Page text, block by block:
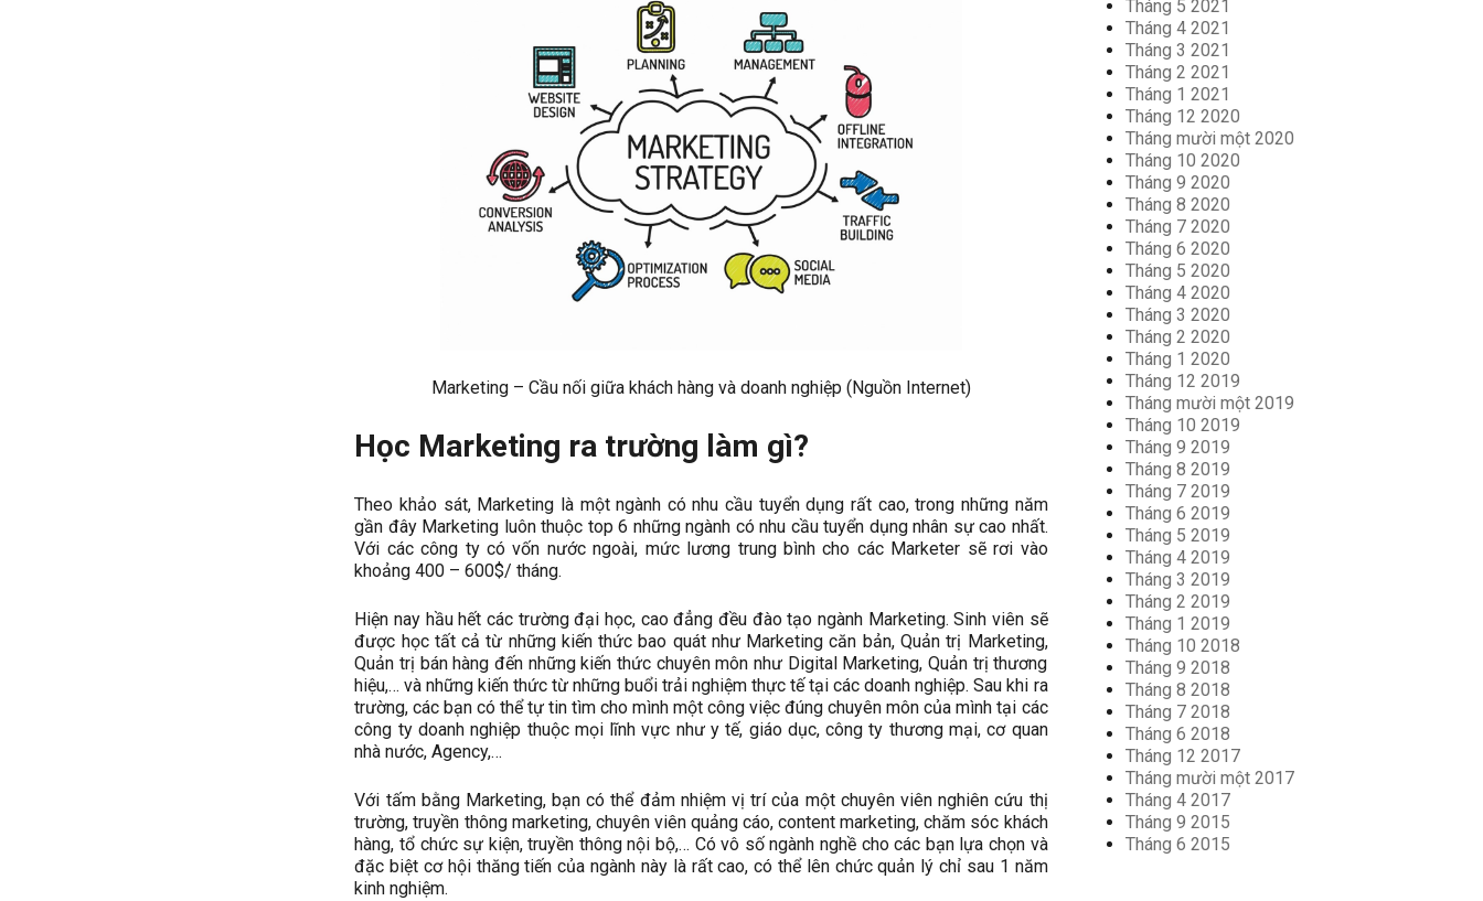
Marketing – Cầu nối giữa khách hàng và doanh nghiệp (Nguồn Internet)
Học Marketing ra trường làm gì?
Theo khảo sát, Marketing là một ngành có nhu cầu tuyển dụng rất cao, trong những năm
gần đây Marketing luôn thuộc top 6 những ngành có nhu cầu tuyển dụng nhân sự cao nhất.
Với các công ty có vốn nước ngoài, mức lương trung bình cho các Marketer sẽ rơi vào
khoảng 400 – 600$/ tháng.
Hiện nay hầu hết các trường đại học, cao đẳng đều đào tạo ngành Marketing. Sinh viên sẽ
được học tất cả từ những kiến thức bao quát như Marketing căn bản, Quản trị Marketing,
Quản trị bán hàng đến những kiến thức chuyên môn như Digital Marketing, Quản trị thương
hiệu,… và những kiến thức từ những buổi trải nghiệm thực tế tại các doanh nghiệp. Sau khi ra
trường, các bạn có thể tự tin tìm cho mình một công việc đúng chuyên môn của mình tại các
công ty doanh nghiệp thuộc mọi lĩnh vực như y tế, giáo dục, công ty thương mại, cơ quan
nhà nước, Agency,…
Với tấm bằng Marketing, bạn có thể đảm nhiệm vị trí của một chuyên viên nghiên cứu thị
trường, truyền thông marketing, chuyên viên quảng cáo, content marketing, chăm sóc khách
hàng, tổ chức sự kiện, truyền thông nội bộ,… Có vô số ngành nghề cho các bạn lựa chọn và
đặc biệt cơ hội thăng tiến của ngành này là rất cao, có thể lên chức quản lý chỉ sau 1 năm
kinh nghiệm.
Tháng 5 2021
Tháng 4 2021
Tháng 3 2021
Tháng 2 2021
Tháng 1 2021
Tháng 12 2020
Tháng mười một 2020
Tháng 10 2020
Tháng 9 2020
Tháng 8 2020
Tháng 7 2020
Tháng 6 2020
Tháng 5 2020
Tháng 4 2020
Tháng 3 2020
Tháng 2 2020
Tháng 1 2020
Tháng 12 2019
Tháng mười một 2019
Tháng 10 2019
Tháng 9 2019
Tháng 8 2019
Tháng 7 2019
Tháng 6 2019
Tháng 5 2019
Tháng 4 2019
Tháng 3 2019
Tháng 2 2019
Tháng 1 2019
Tháng 10 2018
Tháng 9 2018
Tháng 8 2018
Tháng 7 2018
Tháng 6 2018
Tháng 12 2017
Tháng mười một 2017
Tháng 4 2017
Tháng 9 2015
Tháng 6 2015